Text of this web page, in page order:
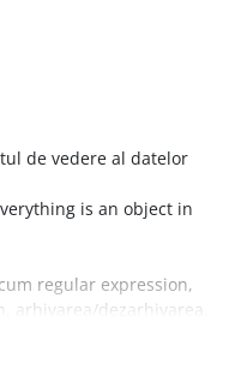
de vedere al datelor
is an object in
regular expression,
arhivarea/dezarhivarea,
argumentelor cu care